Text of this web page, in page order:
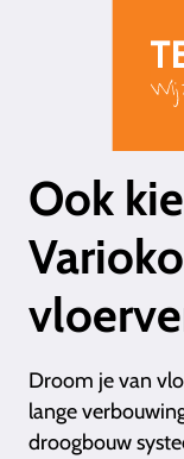
Ook
Droom je van
lange
droogbouw